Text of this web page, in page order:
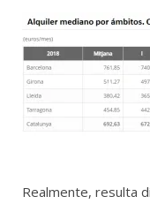
Realmente, resulta